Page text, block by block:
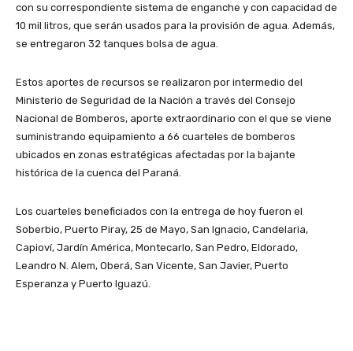
con su correspondiente sistema de enganche y con capacidad de
10 mil litros, que serán usados para la provisión de agua. Además,
se entregaron 32 tanques bolsa de agua.
Estos aportes de recursos se realizaron por intermedio del
Ministerio de Seguridad de la Nación a través del Consejo
Nacional de Bomberos, aporte extraordinario con el que se viene
suministrando equipamiento a 66 cuarteles de bomberos
ubicados en zonas estratégicas afectadas por la bajante
histórica de la cuenca del Paraná.
Los cuarteles beneficiados con la entrega de hoy fueron el
Soberbio, Puerto Piray, 25 de Mayo, San Ignacio, Candelaria,
Capioví, Jardín América, Montecarlo, San Pedro, Eldorado,
Leandro N. Alem, Oberá, San Vicente, San Javier, Puerto
Esperanza y Puerto Iguazú.